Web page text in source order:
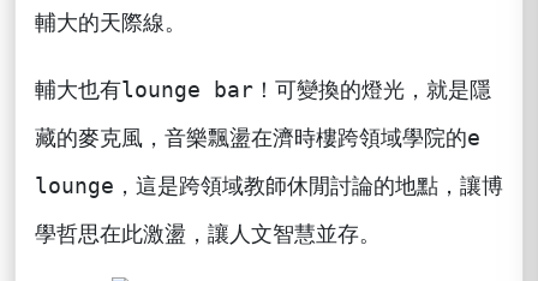
輔大的天際線。
輔大也有lounge bar！可變換的燈光，就是隱
藏的麥克風，音樂飄盪在濟時樓跨領域學院的e
lounge，這是跨領域教師休閒討論的地點，讓博
學哲思在此激盪，讓人文智慧並存。